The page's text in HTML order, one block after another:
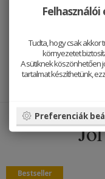
A fát kímélő lakkal
Kiegészítőinkhez
egyedi. A termékképek
Bestseller
Tudta, hogy csak
környezetet
A sütiknek köszönhetően
tartalmat készíthetünk,
Preferenciák